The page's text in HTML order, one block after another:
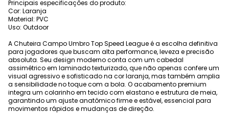
Principais especificações do produto:
Cor: Laranja
Material: PVC
Uso: Outdoor
A Chuteira Campo Umbro Top Speed League é a escolha definitiva
para jogadores que buscam alta performance, leveza e precisão
absoluta. Seu design moderno conta com um cabedal
assimétrico em laminado texturizado, que não apenas confere um
visual agressivo e sofisticado na cor laranja, mas também amplia
a sensibilidade no toque com a bola. O acabamento premium
integra um colarinho em tecido com elastano e estrutura de meia,
garantindo um ajuste anatômico firme e estável, essencial para
movimentos rápidos e mudanças de direção.